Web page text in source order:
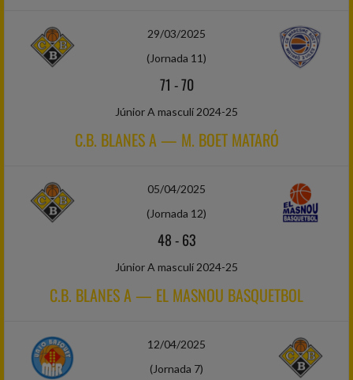
29/03/2025
(Jornada 11)
71 -70
Júnior A masculí 2024-25
C.B. BLANES A — M. BOET MATARÓ
05/04/2025
(Jornada 12)
48-63
Júnior A masculí 2024-25
C.B. BLANES A — EL MASNOU BASQUETBOL
12/04/2025
(Jornada 7)